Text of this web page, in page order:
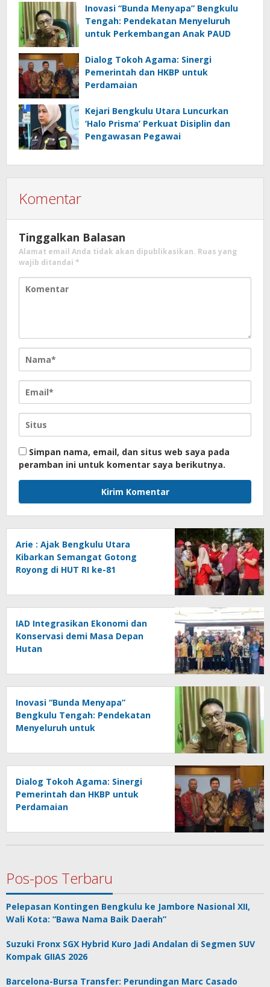
Inovasi “Bunda Menyapa” Bengkulu
Tengah: Pendekatan Menyeluruh
untuk Perkembangan Anak PAUD
Dialog Tokoh Agama: Sinergi
Pemerintah dan HKBP untuk
Perdamaian
Kejari Bengkulu Utara Luncurkan
‘Halo Prisma’ Perkuat Disiplin dan
Pengawasan Pegawai
Komentar
Tinggalkan Balasan
Alamat email Anda tidak akan dipublikasikan. Ruas yang
wajib ditandai *
Simpan nama, email, dan situs web saya pada
peramban ini untuk komentar saya berikutnya.
Arie : Ajak Bengkulu Utara
Kibarkan Semangat Gotong
Royong di HUT RI ke-81
IAD Integrasikan Ekonomi dan
Konservasi demi Masa Depan
Hutan
Inovasi “Bunda Menyapa”
Bengkulu Tengah: Pendekatan
Menyeluruh untuk
Dialog Tokoh Agama: Sinergi
Pemerintah dan HKBP untuk
Perdamaian
Pos-pos Terbaru
Pelepasan Kontingen Bengkulu ke Jambore Nasional XII,
Wali Kota: “Bawa Nama Baik Daerah”
Suzuki Fronx SGX Hybrid Kuro Jadi Andalan di Segmen SUV
Kompak GIIAS 2026
Barcelona-Bursa Transfer: Perundingan Marc Casado